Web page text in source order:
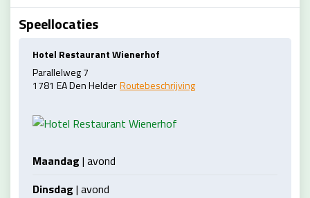
Speellocaties
Hotel Restaurant Wienerhof
Parallelweg 7
1781 EA Den HelderRoutebeschrijving
Maandag | avond
Dinsdag | avond